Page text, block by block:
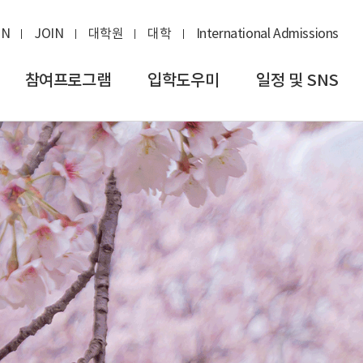
참여프로그램 입학도우미 일정 및 SNS
JOIN 대학원 대학 International Admissions